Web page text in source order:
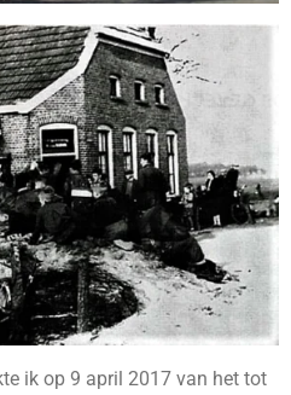
ik op 9 april 2017 van het tot